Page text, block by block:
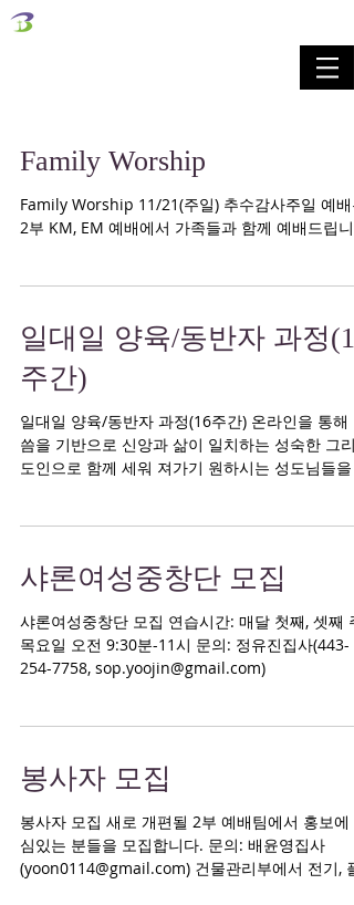
Family Worship
Family Worship 11/21(주일) 추수감사주일 예배
2부 KM, EM 예배에서 가족들과 함께 예배드립니
일대일 양육/동반자 과정(16
주간)
일대일 양육/동반자 과정(16주간) 온라인을 통해
씀을 기반으로 신앙과 삶이 일치하는 성숙한 그리
도인으로 함께 세워 져가기 원하시는 성도님들을
샤론여성중창단 모집
샤론여성중창단 모집 연습시간: 매달 첫째, 셋째 주
목요일 오전 9:30분-11시 문의: 정유진집사(443-
254-7758, sop.yoojin@gmail.com)
봉사자 모집
봉사자 모집 새로 개편될 2부 예배팀에서 홍보에
심있는 분들을 모집합니다. 문의: 배윤영집사
(yoon0114@gmail.com) 건물관리부에서 전기, 플